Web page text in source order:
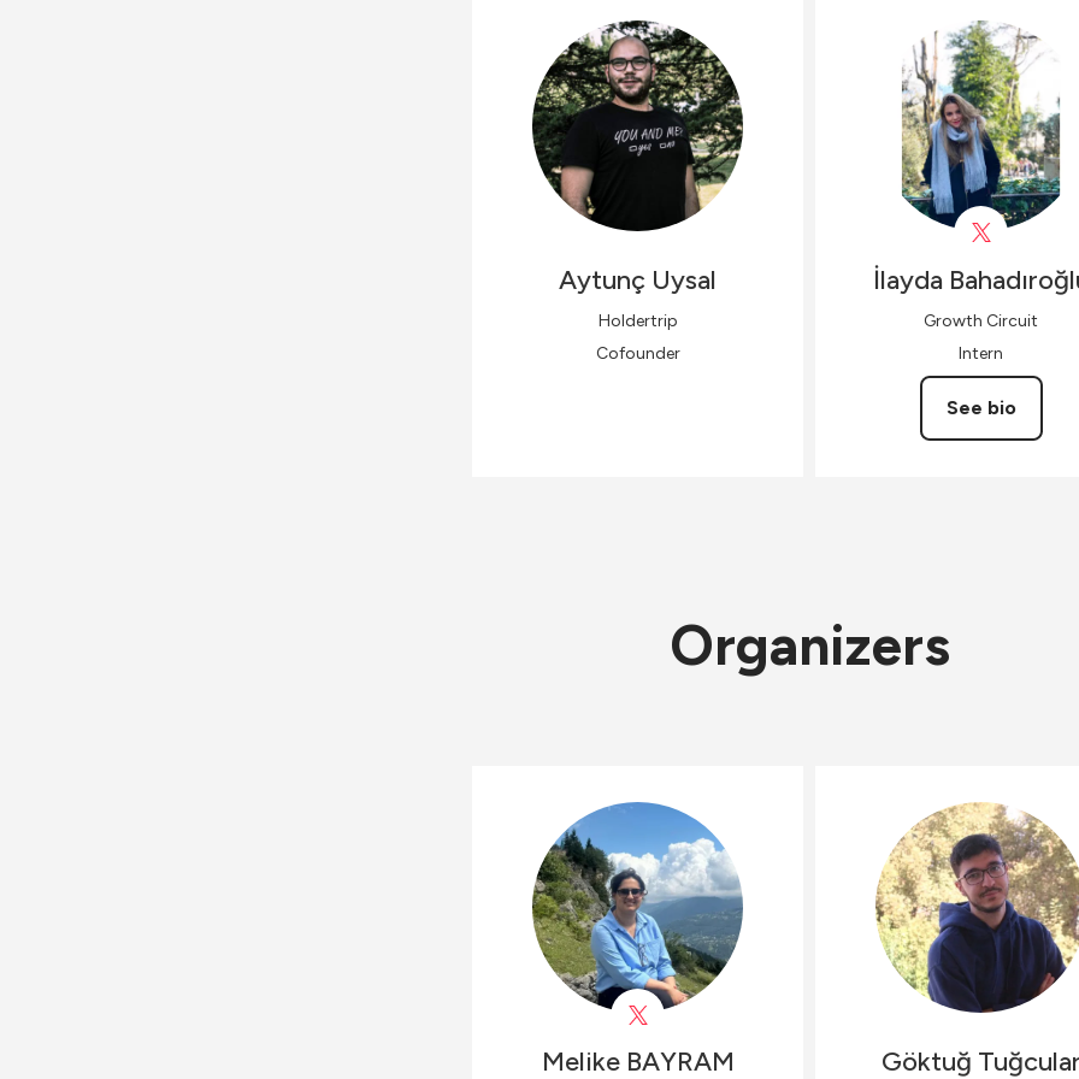
Aytunç Uysal
Holdertrip
Cofounder
İlayda
Growth Circuit
Intern
See bio
Organizers
Melike BAYRAM Göktuğ